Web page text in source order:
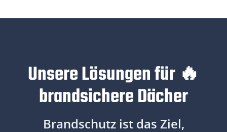
Unsere Lösungen für 🔥
brandsichere Dächer
Brandschutz ist das Ziel,